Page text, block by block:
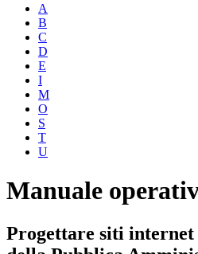
A
B
C
D
E
I
M
O
S
T
U
Manuale
Progettare siti